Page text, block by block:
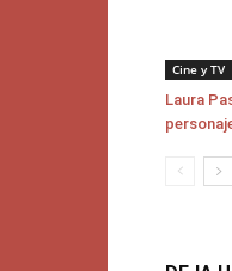
Cine y TV
Laura